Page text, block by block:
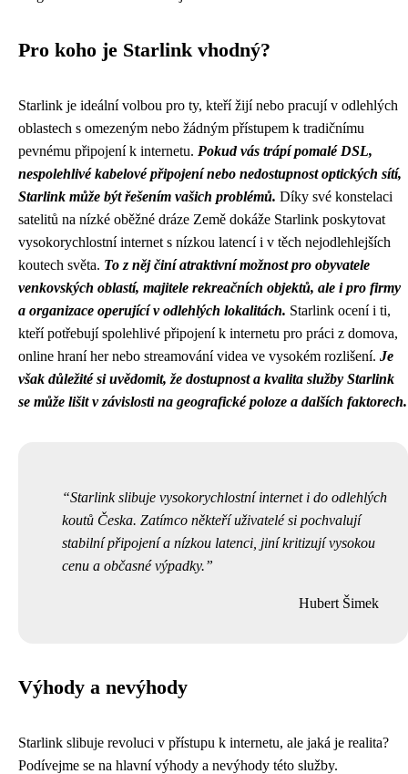
Pro koho je Starlink vhodný?
Starlink je ideální volbou pro ty, kteří žijí nebo pracují v odlehlých
oblastech s omezeným nebo žádným přístupem k tradičnímu
pevnému připojení k internetu. Pokud vás trápí pomalé DSL,
nespolehlivé kabelové připojení nebo nedostupnost optických sítí,
Starlink může být řešením vašich problémů. Díky své konstelaci
satelitů na nízké oběžné dráze Země dokáže Starlink poskytovat
vysokorychlostní internet s nízkou latencí i v těch nejodlehlejších
koutech světa. To z něj činí atraktivní možnost pro obyvatele
venkovských oblastí, majitele rekreačních objektů, ale i pro firmy
a organizace operující v odlehlých lokalitách. Starlink ocení i ti,
kteří potřebují spolehlivé připojení k internetu pro práci z domova,
online hraní her nebo streamování videa ve vysokém rozlišení. Je
však důležité si uvědomit, že dostupnost a kvalita služby Starlink
se může lišit v závislosti na geografické poloze a dalších faktorech.
Starlink slibuje vysokorychlostní internet i do odlehlých
koutů Česka. Zatímco někteří uživatelé si pochvalují
stabilní připojení a nízkou latenci, jiní kritizují vysokou
cenu a občasné výpadky.
Hubert Šimek
Výhody a nevýhody
Starlink slibuje revoluci v přístupu k internetu, ale jaká je realita?
Podívejme se na hlavní výhody a nevýhody této služby.